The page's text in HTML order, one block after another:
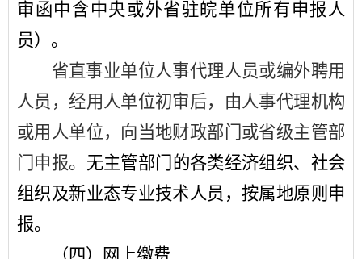
审函中含中央或外省驻皖单位所有申报人
员）。
省直事业单位人事代理人员或编外聘用
人员，经用人单位初审后，由人事代理机构
或用人单位，向当地财政部门或省级主管部
门申报。 无主管部门的各类经济组织、社会
组织及新业态专业技术人员，按属地原则申
报。